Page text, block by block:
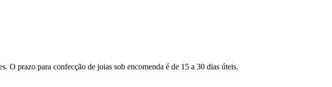
O prazo para confecção de joias sob encomenda é de 15 a 30 dias úteis.